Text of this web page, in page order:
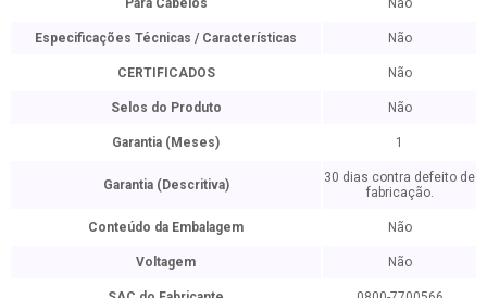
Especificações Técnicas / Características Não
CERTIFICADOS Não
Selos do Produto Não
Garantia (Meses) 1
Garantia (Descritiva)
30 dias contra defeito de
fabricação.
Conteúdo da Embalagem Não
Voltagem Não